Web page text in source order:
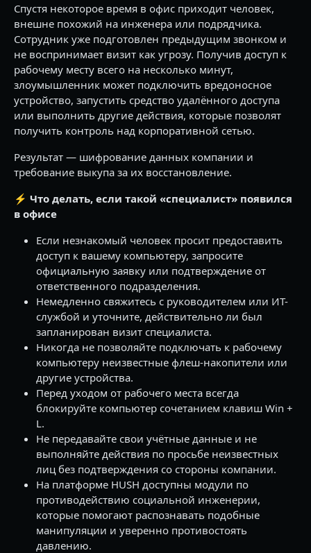
Спустя некоторое время в офис приходит человек,
внешне похожий на инженера или подрядчика.
Сотрудник уже подготовлен предыдущим звонком и
не воспринимает визит как угрозу. Получив доступ к
рабочему месту всего на несколько минут,
злоумышленник может подключить вредоносное
устройство, запустить средство удалённого доступа
или выполнить другие действия, которые позволят
получить контроль над корпоративной сетью.
Результат — шифрование данных компании и
требование выкупа за их восстановление.
⚡️ Что делать, если такой «специалист» появился
в офисе
Если незнакомый человек просит предоставить
доступ к вашему компьютеру, запросите
официальную заявку или подтверждение от
ответственного подразделения.
Немедленно свяжитесь с руководителем или ИТ-
службой и уточните, действительно ли был
запланирован визит специалиста.
Никогда не позволяйте подключать к рабочему
компьютеру неизвестные флеш-накопители или
другие устройства.
Перед уходом от рабочего места всегда
блокируйте компьютер сочетанием клавиш Win +
L.
Не передавайте свои учётные данные и не
выполняйте действия по просьбе неизвестных
лиц без подтверждения со стороны компании.
На платформе HUSH доступны модули по
противодействию социальной инженерии,
которые помогают распознавать подобные
манипуляции и уверенно противостоять
давлению.